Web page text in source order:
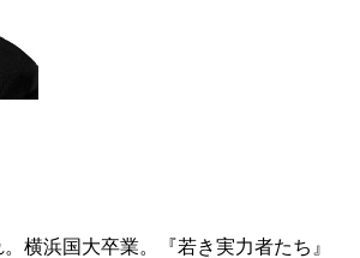
横浜国大卒業。『若き実力者たち』